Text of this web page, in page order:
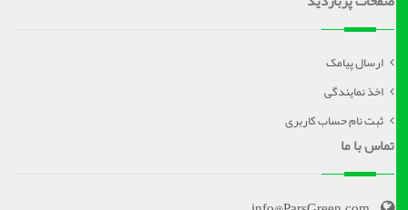
ارسال پیامک
اخذ نمایندگی
ثبت نام حساب کاربری
تماس با ما